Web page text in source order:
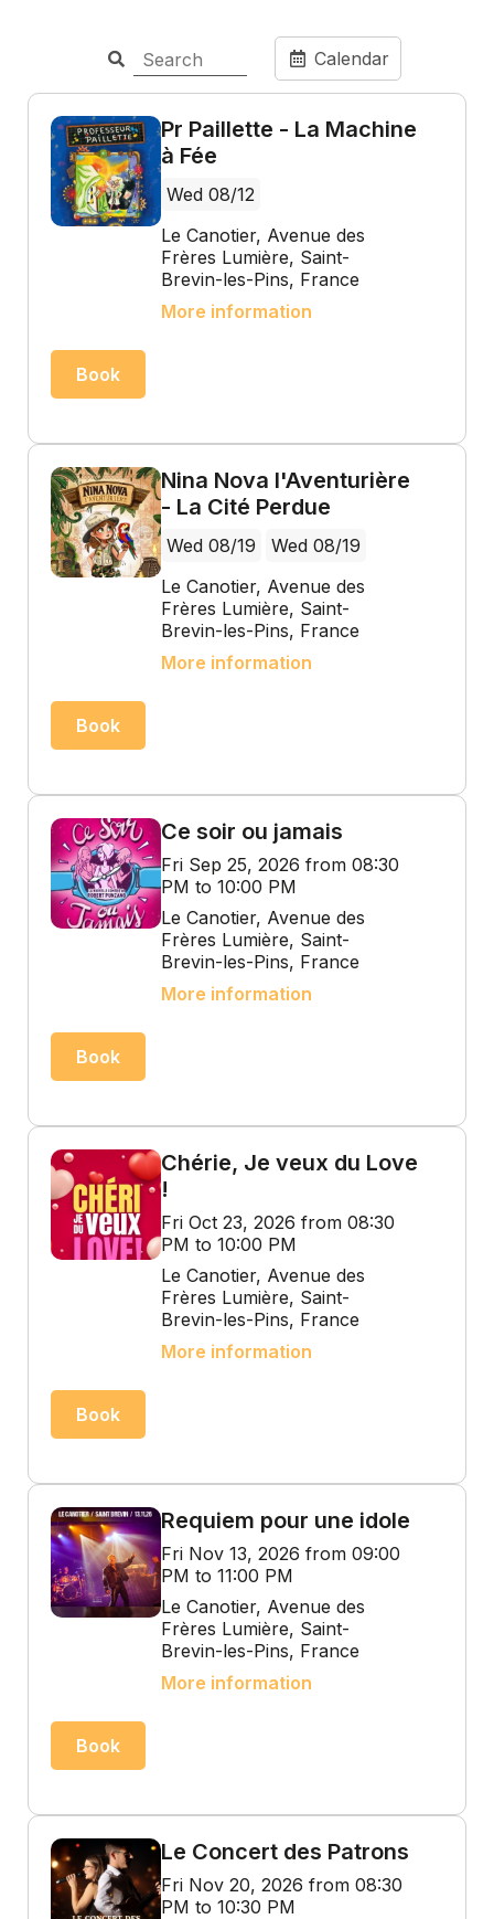
Calendar
Pr Paillette - La Machine
à Fée
Wed 08/12
Le Canotier, Avenue des
Frères Lumière, Saint-
Brevin-les-Pins, France
More information
Book
Nina Nova l'Aventurière
- La Cité Perdue
Wed 08/19
Wed 08/19
Le Canotier, Avenue des
Frères Lumière, Saint-
Brevin-les-Pins, France
More information
Book
Ce soir ou jamais
Fri Sep 25, 2026 from 08:30
PM to 10:00 PM
Le Canotier, Avenue des
Frères Lumière, Saint-
Brevin-les-Pins, France
More information
Book
Chérie, Je veux du Love
!
Fri Oct 23, 2026 from 08:30
PM to 10:00 PM
Le Canotier, Avenue des
Frères Lumière, Saint-
Brevin-les-Pins, France
More information
Book
Requiem pour une idole
Fri Nov 13, 2026 from 09:00
PM to 11:00 PM
Le Canotier, Avenue des
Frères Lumière, Saint-
Brevin-les-Pins, France
More information
Book
Le Concert des Patrons
Fri Nov 20, 2026 from 08:30
PM to 10:30 PM